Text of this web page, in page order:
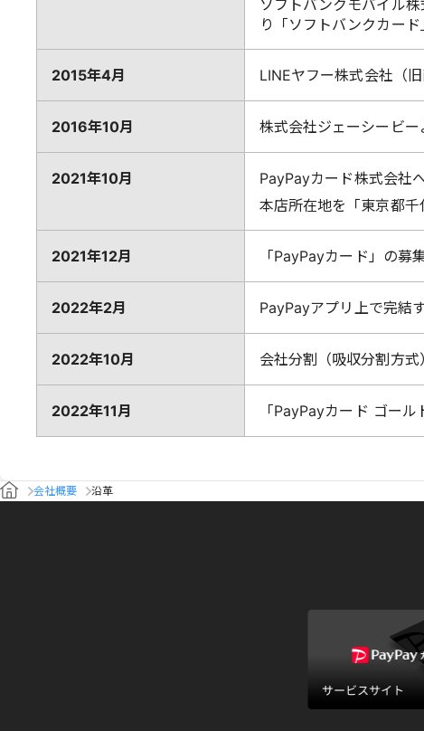
ソフトバンクモバイル
り「ソフトバンクカー
2015年4月 LINEヤフー株式会社（
2016年10月 株式会社ジェーシービ
2021年10月
PayPayカード株式会社
本店所在地を「東京都
2021年12月 「PayPayカード」の募
2022年2月 PayPayアプリ上で完結
2022年10月 会社分割（吸収分割方
2022年11月 「PayPayカード ゴー
会社概要 沿革